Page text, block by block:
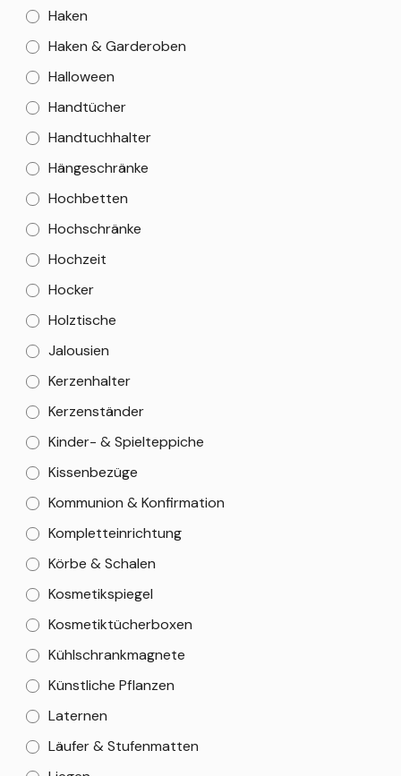
Haken
Haken & Garderoben
Halloween
Handtücher
Handtuchhalter
Hängeschränke
Hochbetten
Hochschränke
Hochzeit
Hocker
Holztische
Jalousien
Kerzenhalter
Kerzenständer
Kinder- & Spielteppiche
Kissenbezüge
Kommunion & Konfirmation
Kompletteinrichtung
Körbe & Schalen
Kosmetikspiegel
Kosmetiktücherboxen
Kühlschrankmagnete
Künstliche Pflanzen
Laternen
Läufer & Stufenmatten